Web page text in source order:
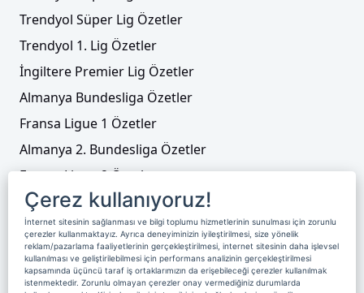
Trendyol Süper Lig Özetler
Trendyol 1. Lig Özetler
İngiltere Premier Lig Özetler
Almanya Bundesliga Özetler
Fransa Ligue 1 Özetler
Almanya 2. Bundesliga Özetler
Fransa Ligue 2 Özetler
Tenis
Video Liste
Foto Galeriler
Çerez kullanıyoruz!
İnternet sitesinin sağlanması ve bilgi toplumu hizmetlerinin sunulması için zorunlu
çerezler kullanmaktayız. Ayrıca deneyiminizin iyileştirilmesi, size yönelik
reklam/pazarlama faaliyetlerinin gerçekleştirilmesi, internet sitesinin daha işlevsel
kullanılması ve geliştirilebilmesi için performans analizinin gerçekleştirilmesi
kapsamında üçüncü taraf iş ortaklarımızın da erişebileceği çerezler kullanılmak
istenmektedir. Zorunlu olmayan çerezler onay vermediğiniz durumlarda